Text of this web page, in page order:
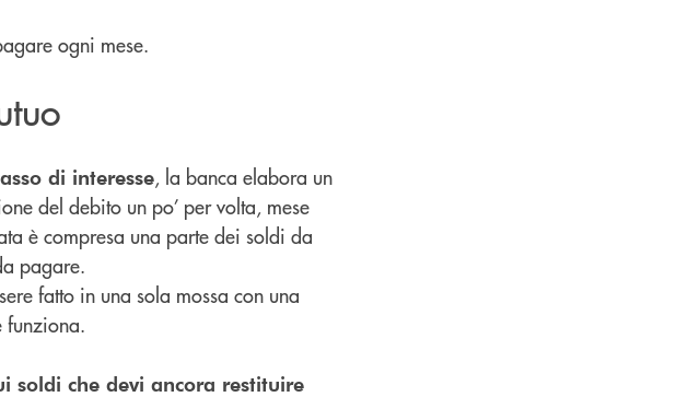
ogni mese.
di interesse, la banca elabora un
del debito un po’ per volta, mese
è compresa una parte dei soldi da
pagare.
fatto in una sola mossa con una
funziona.
soldi che devi ancora restituire